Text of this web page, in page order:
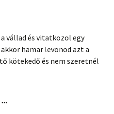
vállad és vitatkozol egy
hamar levonod azt a
kötekedő és nem szeretnél
…